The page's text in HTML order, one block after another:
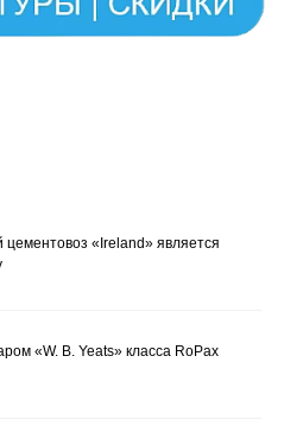
«Ireland» является
«W. B. Yeats» класса RoPax